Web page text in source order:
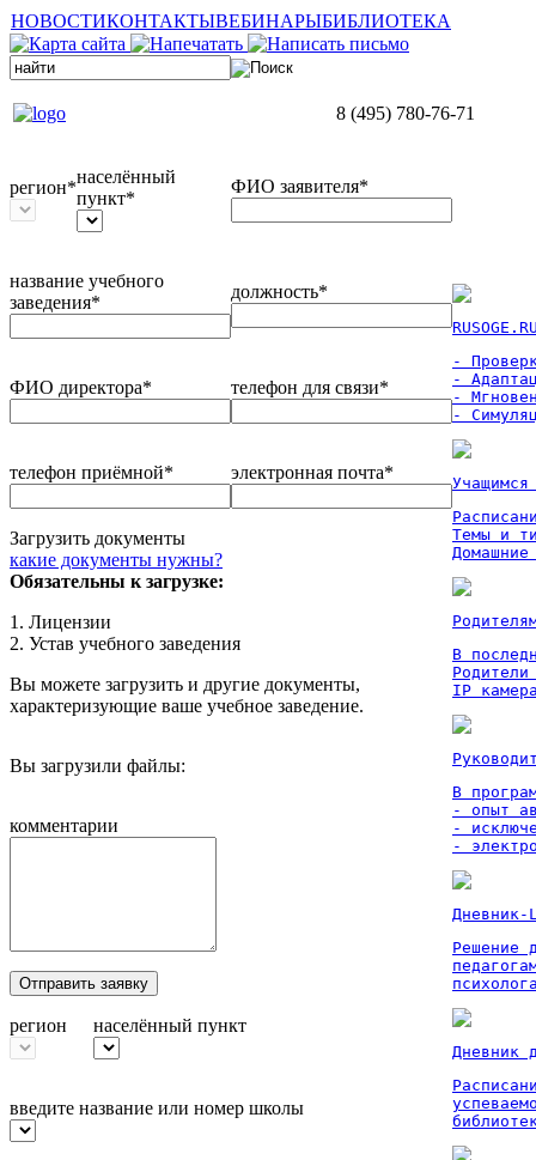
НОВОСТИКОНТАКТЫВЕБИНАРЫБИБЛИОТЕКА
8 (495) 780-76-71
регион*
населённый
пункт*
ФИО заявителя*
название учебного
заведения*
должность*
ФИО директора* телефон для связи*
телефон приёмной* электронная почта*
Загрузить документы
какие документы нужны?
Обязательны к загрузке:
1. Лицензии
2. Устав учебного заведения
Вы можете загрузить и другие документы,
характеризующие ваше учебное заведение.
Вы загрузили файлы:
комментарии
Отправить заявку
регион населённый пункт
введите название или номер школы
-
-
-
-
Темы и
Домашние
В
IP
В
- опыт
-
-
Дневник-
Решение
Дневник